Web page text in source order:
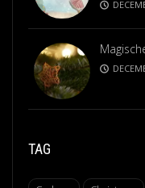
TAG